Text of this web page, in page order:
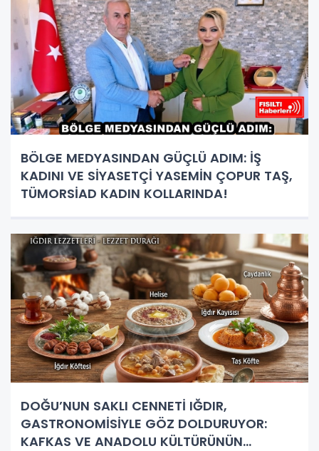
BÖLGE MEDYASINDAN GÜÇLÜ ADIM: İŞ
KADINI VE SİYASETÇİ YASEMİN ÇOPUR TAŞ,
TÜMORSİAD KADIN KOLLARINDA!
DOĞU’NUN SAKLI CENNETİ IĞDIR,
GASTRONOMİSİYLE GÖZ DOLDURUYOR:
KAFKAS VE ANADOLU KÜLTÜRÜNÜN